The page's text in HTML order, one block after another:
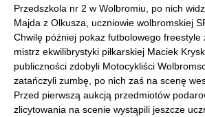
Przedszkola nr 2 w Wolbromiu, po nich
Majda z Olkusza, uczniowie wolbromskiej
Chwilę później pokaz futbolowego freestyle
mistrz ekwilibrystyki piłkarskiej Maciek
publiczności zdobyli Motocykliści
zatańczyli zumbę, po nich zaś na scenę
Przed pierwszą aukcją przedmiotów
zlicytowania na scenie wystąpili jeszcze